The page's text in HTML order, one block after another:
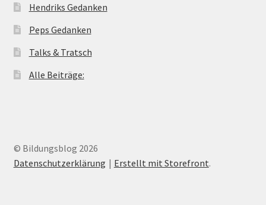
Hendriks Gedanken
Peps Gedanken
Talks & Tratsch
Alle Beiträge:
© Bildungsblog 2026
Datenschutzerklärung
Erstellt mit Storefront.